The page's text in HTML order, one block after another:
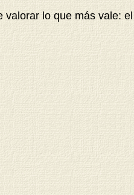
lo que más vale: el